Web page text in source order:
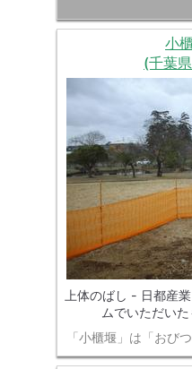
小
(千葉
上体のばし - 日都産
ムでいただい
「小櫃堰」は「おび